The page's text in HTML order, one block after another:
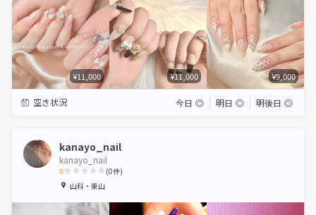
¥11,000 ¥11,000 ¥9,000
空き状況 今日 ◎ 明日 ◎ 明後日 ◎
kanayo_nail
kanayo_nail
0
1 2 3 4 5
(0件)
山科・東山